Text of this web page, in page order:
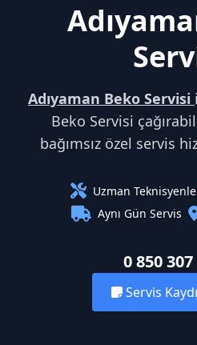
Adıyaman Beko Servisi
Beko Servisi
bağımsız özel servis
Uzman
Aynı Gün Servis
0 850
Servis